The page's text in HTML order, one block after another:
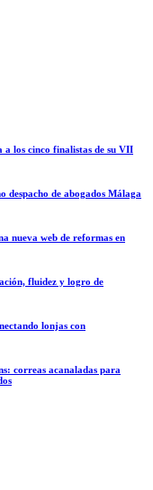
los cinco finalistas de su VII
despacho de abogados Málaga
nueva web de reformas en
fluidez y logro de
lonjas con
correas acanaladas para